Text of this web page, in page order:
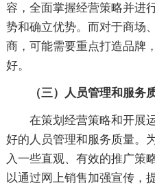
容，全面掌握经营策略并进
势和确立优势。而对于商场
商，可能需要重点打造品牌
好。
（三）人员管理和服务
在策划经营策略和开展
好的人员管理和服务质量。
入一些直观、有效的推广策
以通过网上销售加强宣传，